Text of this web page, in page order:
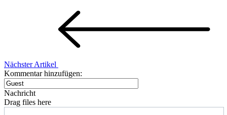
Nächster Artikel
Kommentar hinzufügen:
Nachricht
Drag files here